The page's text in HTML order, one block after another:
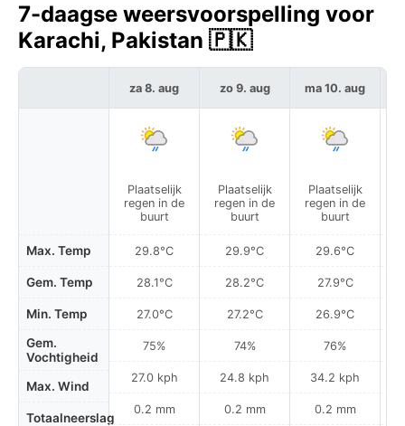
7-daagse weersvoorspelling voor
Karachi, Pakistan 🇵🇰
Max. Temp
Gem. Temp
Min. Temp
Gem.
Vochtigheid
Max. Wind
Totaalneerslag
za 8. aug
Plaatselijk
regen in de
buurt
29.8°C
28.1°C
27.0°C
75%
27.0 kph
0.2 mm
zo 9. aug
Plaatselijk
regen in de
buurt
29.9°C
28.2°C
27.2°C
74%
24.8 kph
0.2 mm
ma 10. aug
Plaatselijk
regen in de
buurt
29.6°C
27.9°C
26.9°C
76%
34.2 kph
0.2 mm